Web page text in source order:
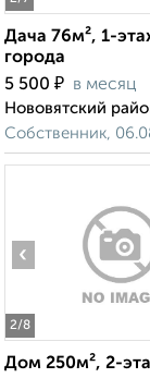
Дача 76м², 1-
города
5 500 ₽ в месяц
Нововятский
Собственник,
2/8
‹
Дом 250м², 2-